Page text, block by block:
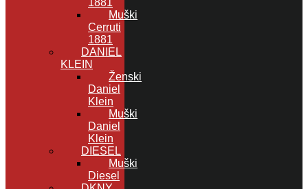
Muški
Cerruti
1881
DANIEL
KLEIN
Ženski
Daniel
Klein
Muški
Daniel
Klein
DIESEL
Muški
Diesel